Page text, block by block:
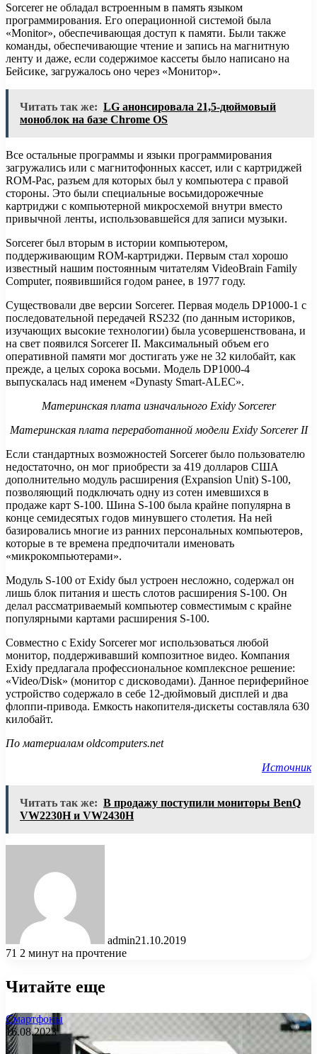
Sorcerer не обладал встроенным в память языком
программирования. Его операционной системой была
«Monitor», обеспечивающая доступ к памяти. Были также
команды, обеспечивающие чтение и запись на магнитную
ленту и даже, если содержимое кассеты было написано на
Бейсике, загружалось оно через «Монитор».
Читать так же: LG анонсировала 21,5-дюймовый
моноблок на базе Chrome OS
Все остальные программы и языки программирования
загружались или с магнитофонных кассет, или с картриджей
ROM-Pac, разъем для которых был у компьютера с правой
стороны. Это были специальные восьмидорожечные
картриджи с компьютерной микросхемой внутри вместо
привычной ленты, использовавшейся для записи музыки.
Sorcerer был вторым в истории компьютером,
поддерживающим ROM-картриджи. Первым стал хорошо
известный нашим постоянным читателям VideoBrain Family
Computer, появившийся годом ранее, в 1977 году.
Существовали две версии Sorcerer. Первая модель DP1000-1 с
последовательной передачей RS232 (по данным историков,
изучающих высокие технологии) была усовершенствована, и
на свет появился Sorcerer II. Максимальный объем его
оперативной памяти мог достигать уже не 32 килобайт, как
прежде, а целых сорока восьми. Модель DP1000-4
выпускалась над именем «Dynasty Smart-ALEC».
Материнская плата изначального Exidy Sorcerer
Материнская плата переработанной модели Exidy Sorcerer II
Если стандартных возможностей Sorcerer было пользователю
недостаточно, он мог приобрести за 419 долларов США
дополнительно модуль расширения (Expansion Unit) S-100,
позволяющий подключать одну из сотен имевшихся в
продаже карт S-100. Шина S-100 была крайне популярна в
конце семидесятых годов минувшего столетия. На ней
базировались многие из ранних персональных компьютеров,
которые в те времена предпочитали именовать
«микрокомпьютерами».
Модуль S-100 от Exidy был устроен несложно, содержал он
лишь блок питания и шесть слотов расширения S-100. Он
делал рассматриваемый компьютер совместимым с крайне
популярными картами расширения S-100.
Совместно с Exidy Sorcerer мог использоваться любой
монитор, поддерживавший композитное видео. Компания
Exidy предлагала профессиональное комплексное решение:
«Video/Disk» (монитор с дисководами). Данное периферийное
устройство содержало в себе 12-дюймовый дисплей и два
флоппи-привода. Емкость накопителя-дискеты составляла 630
килобайт.
По материалам oldcomputers.net
Источник
Читать так же: В продажу поступили мониторы BenQ
VW2230H и VW2430H
admin21.10.2019
71 2 минут на прочтение
Читайте еще
Смартфоны
16.08.2023